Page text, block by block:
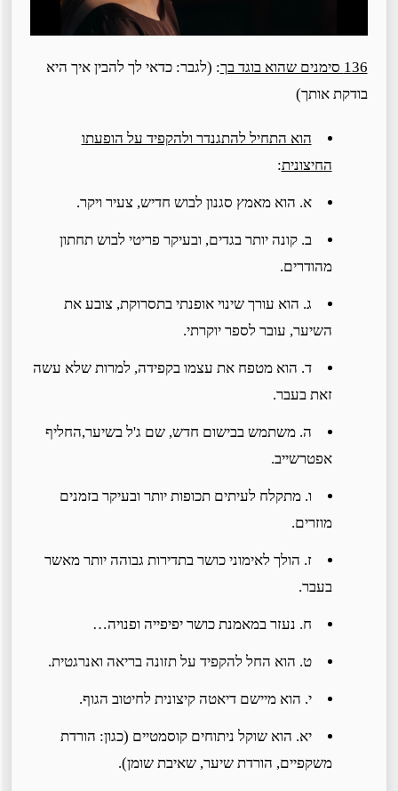
136 סימנים שהוא בוגד בך
: (לגבר: כדאי לך להבין איך היא
בודקת אותך)
הוא התחיל להתגנדר ולהקפיד על הופעתו
החיצונית:
א. הוא מאמץ סגנון לבוש חדיש, צעיר ויקר.
ב. קונה יותר בגדים, ובעיקר פריטי לבוש תחתון
מהודרים.
ג. הוא עורך שינוי אופנתי בתסרוקת, צובע את
השיער, עובר לספר יוקרתי.
ד. הוא מטפח את עצמו בקפידה, למרות שלא עשה
זאת בעבר.
ה. משתמש בבישום חדש, שם ג'ל בשיער,החליף
אפטרשייב.
ו. מתקלח לעיתים תכופות יותר ובעיקר בזמנים
מוזרים.
ז. הולך לאימוני כושר בתדירות גבוהה יותר מאשר
בעבר.
ח. נעזר במאמנת כושר יפיפייה ופנויה…
ט. הוא החל להקפיד על תזונה בריאה ואנרגטית.
י. הוא מיישם דיאטה קיצונית לחיטוב הגוף.
יא. הוא שוקל ניתוחים קוסמטיים (כגון: הורדת
משקפיים, הורדת שיער, שאיבת שומן).